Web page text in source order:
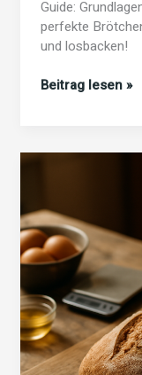
Guide:
perfekte
und losbacken!
Hefeteig
Who
Cooks
Beitrag lesen »